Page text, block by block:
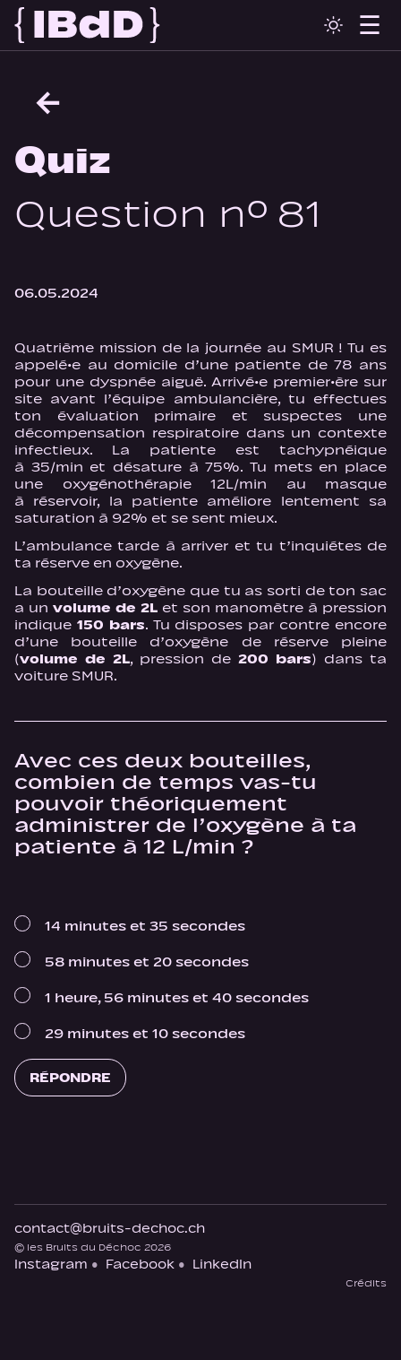
←
Quiz
Question n° 81
06.05.2024
Quatrième mission de la journée au SMUR ! Tu es
appelé·e au domicile d’une patiente de 78 ans
pour une dyspnée aiguë. Arrivé·e premier·ère sur
site avant l’équipe ambulancière, tu effectues
ton évaluation primaire et suspectes une
décompensation respiratoire dans un contexte
infectieux. La patiente est tachypnéique
à 35/min et désature à 75%. Tu mets en place
une oxygénothérapie 12L/min au masque
à réservoir, la patiente améliore lentement sa
saturation à 92% et se sent mieux.
L’ambulance tarde à arriver et tu t’inquiétes de
ta réserve en oxygène.
La bouteille d’oxygène que tu as sorti de ton sac
a un volume de 2L et son manomètre à pression
indique 150 bars. Tu disposes par contre encore
d’une bouteille d’oxygène de réserve pleine
(volume de 2L, pression de 200 bars) dans ta
voiture SMUR.
Avec ces deux bouteilles,
combien de temps vas-tu
pouvoir théoriquement
administrer de l’oxygène à ta
patiente à 12 L/min ?
14 minutes et 35 secondes
58 minutes et 20 secondes
1 heure, 56 minutes et 40 secondes
29 minutes et 10 secondes
RÉPONDRE
contact@bruits-dechoc.ch
© les Bruits du Déchoc 2026
Instagram Facebook LinkedIn
Crédits